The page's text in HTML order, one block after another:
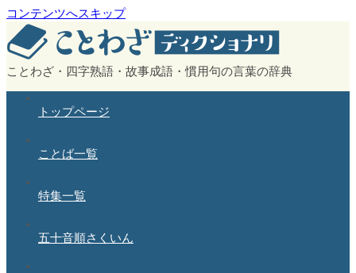
コンテンツへスキップ
ことわざ・四字熟語・故事成語・慣用句の言葉の辞典
トップページ
ことば一覧
特集一覧
五十音順さくいん